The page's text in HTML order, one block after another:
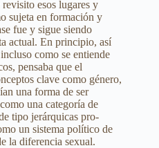
esos lugares y
sujeta en formación y
fue y sigue siendo
actual. En principio, así
como se entiende
pensaba que el
clave como género,
una forma de ser
una categoría de
tipo jerárquicas pro-
un sistema político de
la diferencia sexual.